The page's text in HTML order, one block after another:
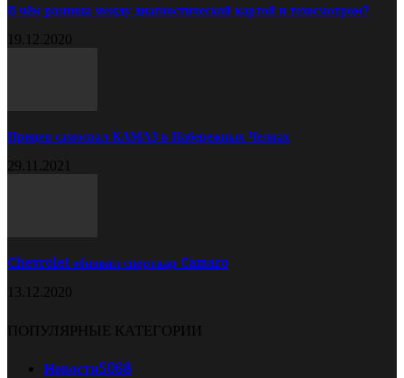
В чём разница между диагностической картой и техосмотром?
19.12.2020
Прицеп самосвал КАМАЗ в Набережных Челнах
29.11.2021
Chevrolet обновил спорткар Camaro
13.12.2020
ПОПУЛЯРНЫЕ КАТЕГОРИИ
Новости5068